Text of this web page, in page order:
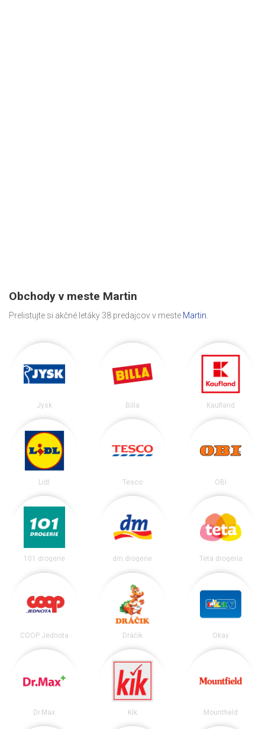
Obchody v meste Martin
Prelistujte si akčné letáky 38 predajcov v meste Martin
Jysk Billa Kaufland
Lidl Tesco OBI
101 drogerie dm drogerie Teta drogéria
COOP Jednota Dráčik Okay
Dr.Max Kik Mountfield